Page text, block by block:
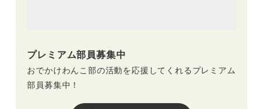
プレミアム部員募集中
おでかけわんこ部の活動を応援してくれるプレミアム
部員募集中！